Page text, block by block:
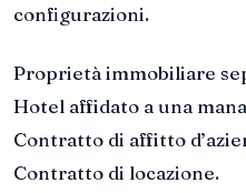
configurazioni.
Proprietà immobiliare
Hotel affidato a una
Contratto di affitto
Contratto di locazione.